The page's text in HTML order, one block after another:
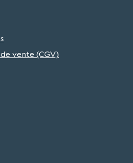
vente (CGV)